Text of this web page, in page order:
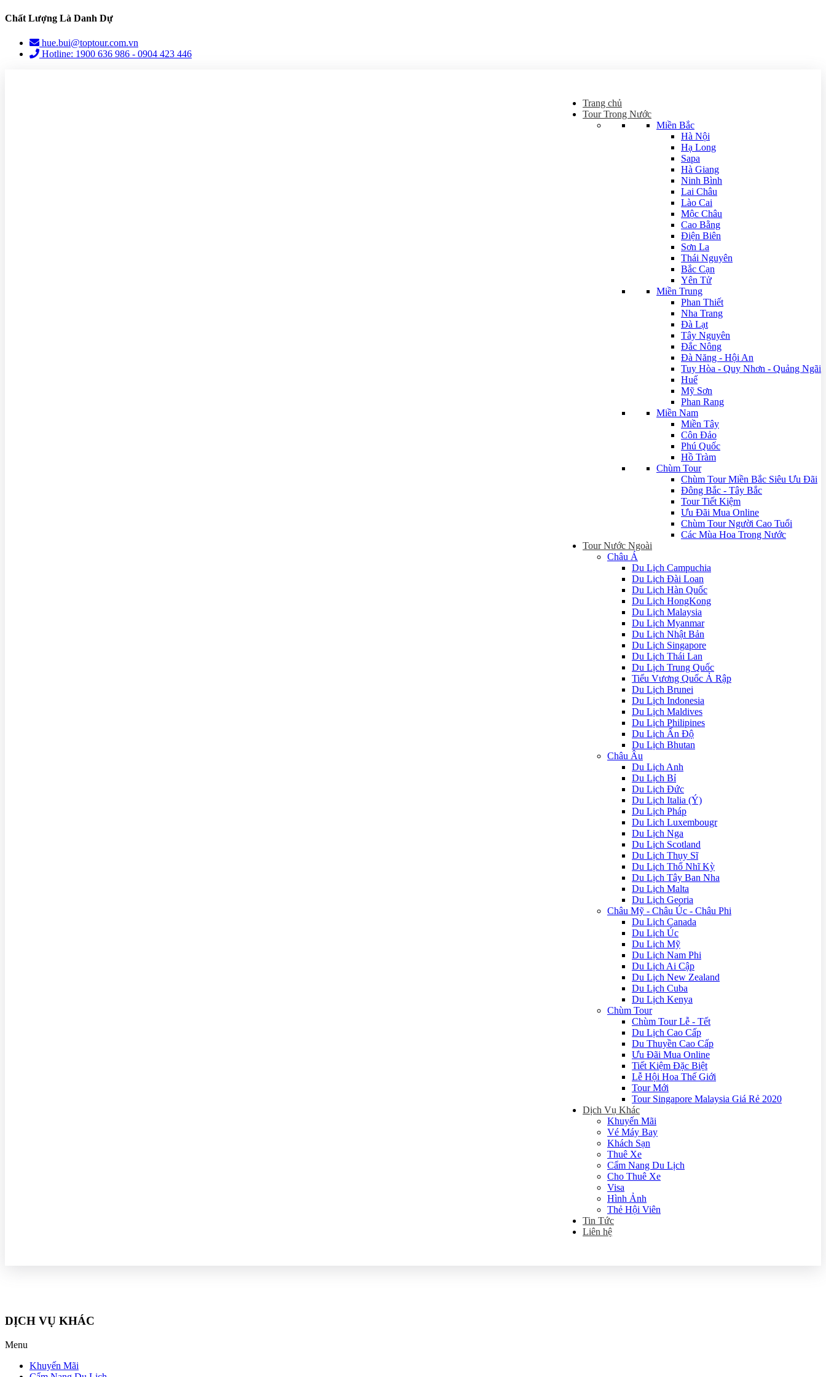
Chất Lượng Là Danh Dự
hue.bui@toptour.com.vn
Hotline: 1900 636 986 - 0904 423 446
Trang chủ
Tour Trong Nước
Miền Bắc
Hà Nội
Hạ Long
Sapa
Hà Giang
Ninh Bình
Lai Châu
Lào Cai
Mộc Châu
Cao Bằng
Điện Biên
Sơn La
Thái Nguyên
Bắc Cạn
Yên Tử
Miền Trung
Phan Thiết
Nha Trang
Đà Lạt
Tây Nguyên
Đắc Nông
Đà Năng - Hội An
Tuy Hòa - Quy Nhơn - Quảng Ngãi
Huế
Mỹ Sơn
Phan Rang
Miền Nam
Miền Tây
Côn Đảo
Phú Quốc
Hồ Tràm
Chùm Tour
Chùm Tour Miền Bắc Siêu Ưu Đãi
Đông Bắc - Tây Bắc
Tour Tiết Kiệm
Ưu Đãi Mua Online
Chùm Tour Người Cao Tuổi
Các Mùa Hoa Trong Nước
Tour Nước Ngoài
Châu Á
Du Lịch Campuchia
Du Lịch Đài Loan
Du Lịch Hàn Quốc
Du Lịch HongKong
Du Lịch Malaysia
Du Lịch Myanmar
Du Lịch Nhật Bản
Du Lịch Singapore
Du Lịch Thái Lan
Du Lịch Trung Quốc
Tiểu Vương Quốc Ả Rập
Du Lịch Brunei
Du Lịch Indonesia
Du Lịch Maldives
Du Lịch Philipines
Du Lịch Ấn Độ
Du Lịch Bhutan
Châu Âu
Du Lịch Anh
Du Lịch Bỉ
Du Lịch Đức
Du Lịch Italia (Ý)
Du Lịch Pháp
Du Lich Luxembougr
Du Lịch Nga
Du Lịch Scotland
Du Lịch Thụy Sĩ
Du Lịch Thổ Nhĩ Kỳ
Du Lịch Tây Ban Nha
Du Lịch Malta
Du Lịch Georia
Châu Mỹ - Châu Úc - Châu Phi
Du Lịch Canada
Du Lịch Úc
Du Lịch Mỹ
Du Lịch Nam Phi
Du Lịch Ai Cập
Du Lịch New Zealand
Du Lịch Cuba
Du Lịch Kenya
Chùm Tour
Chùm Tour Lễ - Tết
Du Lịch Cao Cấp
Du Thuyền Cao Cấp
Ưu Đãi Mua Online
Tiết Kiệm Đặc Biệt
Lễ Hội Hoa Thế Giới
Tour Mới
Tour Singapore Malaysia Giá Rẻ 2020
Dịch Vụ Khác
Khuyến Mãi
Vé Máy Bay
Khách Sạn
Thuê Xe
Cẩm Nang Du Lịch
Cho Thuê Xe
Visa
Hình Ảnh
Thẻ Hội Viên
Tin Tức
Liên hệ
DỊCH VỤ KHÁC
Menu
Khuyến Mãi